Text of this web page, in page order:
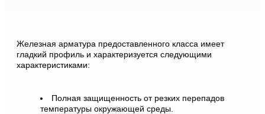
Железная арматура предоставленного класса имеет
гладкий профиль и характеризуется следующими
характеристиками:
Полная защищенность от резких перепадов
температуры окружающей среды.